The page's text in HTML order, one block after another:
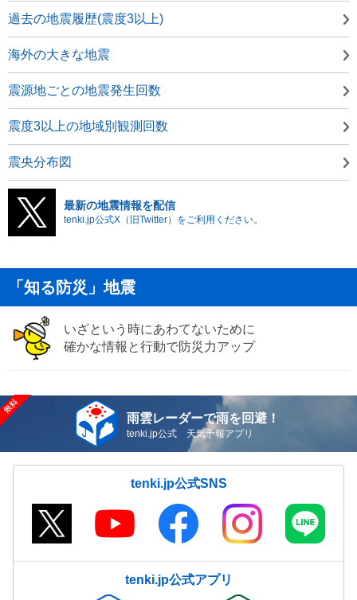
過去の地震履歴(震度3以上)
海外の大きな地震
震源地ごとの地震発生回数
震度3以上の地域別観測回数
震央分布図
最新の地震情報を配信
tenki.jp公式X（旧Twitter）をご利用ください。
「知る防災」地震
いざという時にあわてないために
確かな情報と行動で防災力アップ
雨雲レーダーで雨を回避！
tenki.jp公式 天気予報アプリ
tenki.jp公式SNS
tenki.jp公式アプリ